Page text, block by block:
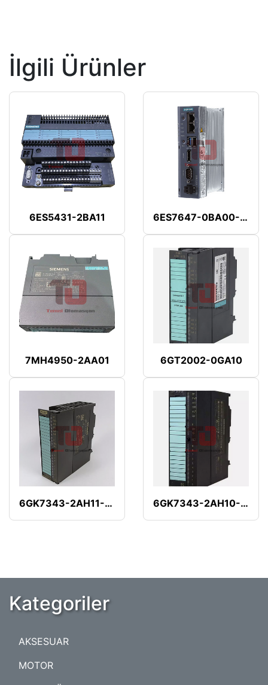
İlgili Ürünler
6ES5431-2BA11 6ES7647-0BA00-1YA2
7MH4950-2AA01 6GT2002-0GA10
6GK7343-2AH11-0XA0 6GK7343-2AH10-0XA0
Kategoriler
AKSESUAR
MOTOR